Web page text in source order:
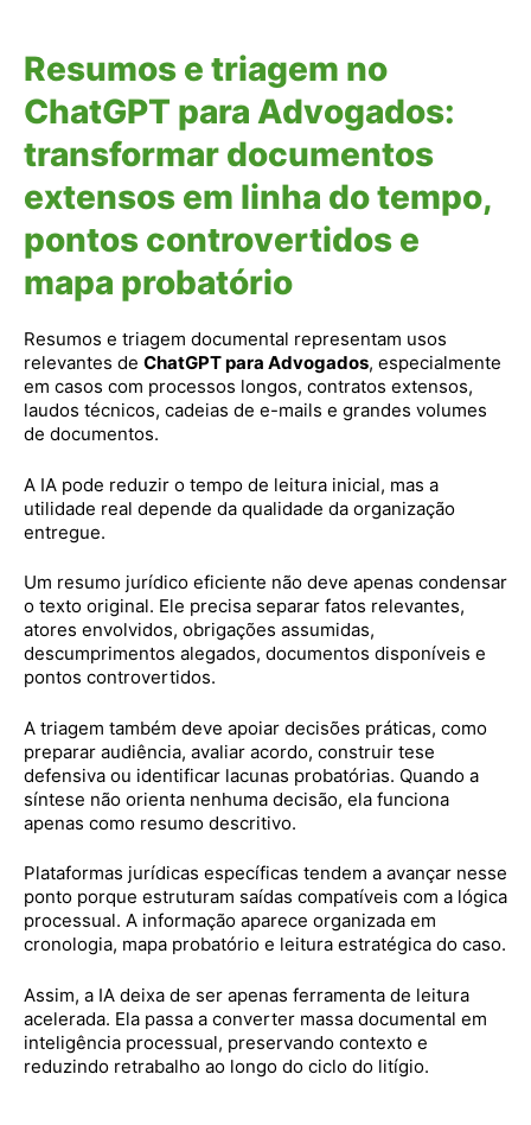
Resumos e triagem no
ChatGPT para Advogados:
transformar documentos
extensos em linha do tempo,
pontos controvertidos e
mapa probatório
Resumos e triagem documental representam usos
relevantes de ChatGPT para Advogados, especialmente
em casos com processos longos, contratos extensos,
laudos técnicos, cadeias de e-mails e grandes volumes
de documentos.
A IA pode reduzir o tempo de leitura inicial, mas a
utilidade real depende da qualidade da organização
entregue.
Um resumo jurídico eficiente não deve apenas condensar
o texto original. Ele precisa separar fatos relevantes,
atores envolvidos, obrigações assumidas,
descumprimentos alegados, documentos disponíveis e
pontos controvertidos.
A triagem também deve apoiar decisões práticas, como
preparar audiência, avaliar acordo, construir tese
defensiva ou identificar lacunas probatórias. Quando a
síntese não orienta nenhuma decisão, ela funciona
apenas como resumo descritivo.
Plataformas jurídicas específicas tendem a avançar nesse
ponto porque estruturam saídas compatíveis com a lógica
processual. A informação aparece organizada em
cronologia, mapa probatório e leitura estratégica do caso.
Assim, a IA deixa de ser apenas ferramenta de leitura
acelerada. Ela passa a converter massa documental em
inteligência processual, preservando contexto e
reduzindo retrabalho ao longo do ciclo do litígio.